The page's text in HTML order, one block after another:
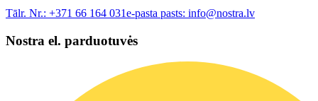
Tālr. Nr.: +371 66 164 031e-pasta pasts: info@nostra.lv
Nostra el. parduotuvės